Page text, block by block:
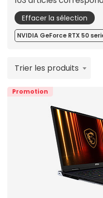
Effacer la sélection
NVIDIA GeForce RTX 50
Trier les produits
Promotion